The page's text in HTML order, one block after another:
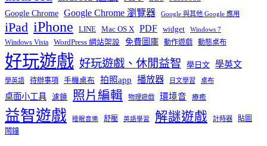
Google Chrome Google Chrome 瀏覽器 Google 與其他 Google 應用
iPad iPhone LINE Mac OS X PDF widget Windows 7
Windows Vista WordPress 網站架設 免費圖庫 動作遊戲 動態桌布
好玩遊戲 好玩遊戲、休閒益智 學日文 學英文
學英語 待辦事項 手機桌布 拍照app 播放器 日文學習 桌布
桌面小工具 濾鏡 照片編輯 物理遊戲 環境音 療癒
益智遊戲 睡眠音樂 舒壓 英語學習 解謎遊戲 計時器
貼圖
鬧鐘